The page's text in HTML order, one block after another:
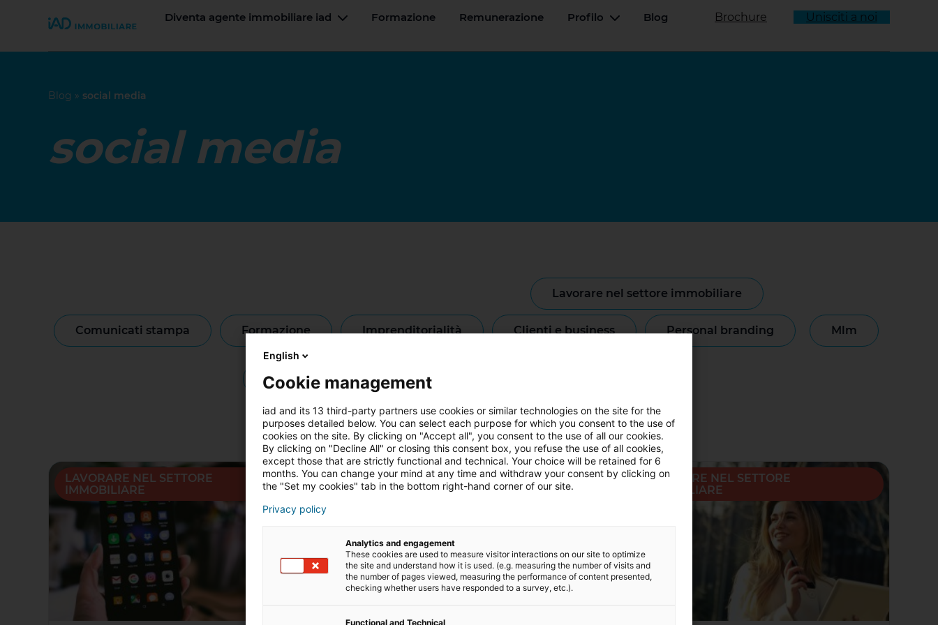
Join iad Italia Diventa agente immobiliare iad Menu a tendina
Formazione Remunerazione Profilo Menu a tendina
Blog Brochure Unisciti a noi
Blog » social media
social media
comunicati stampa formazione imprenditorialità
lavorare nel settore immobiliare
clienti e business personal branding mlm
notizie riqualificazione professionale
LAVORARE NEL SETTORE
IMMOBILIARE
LAVORARE NEL SETTORE
IMMOBILIARE
LAVORARE NEL SETTORE
IMMOBILIARE
English
Cookie management
iad and its 13 third-party partners use cookies or similar technologies on the site for the
purposes detailed below. You can select each purpose for which you consent to the use of
cookies on the site. By clicking on "Accept all", you consent to the use of all our cookies.
By clicking on "Decline All" or closing this consent box, you refuse the use of all cookies,
except those that are strictly functional and technical. Your choice will be retained for 6
months. You can change your mind at any time and withdraw your consent by clicking on
the "Set my cookies" tab in the bottom right-hand corner of our site.
Privacy policy
Analytics and engagement
These cookies are used to measure visitor interactions on our site to optimize
the site and understand how it is used. (e.g. measuring the number of visits and
the number of pages viewed, measuring the performance of content presented,
checking whether users have responded to a survey, etc.).
Functional and Technical